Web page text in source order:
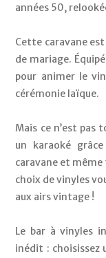
années 50,
Cette caravane
de mariage.
pour animer le
cérémonie laïque.
Mais ce n’est pas
un karaoké
caravane et
choix de vinyles
aux airs vintage !
Le bar à vinyles
inédit : choisissez